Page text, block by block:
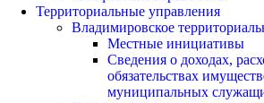
Территориальные управления
Владимировское
Местные инициативы
Сведения о доходах,
обязательствах
муниципальных